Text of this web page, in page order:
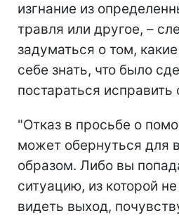
изгнание из
травля или другое, –
задуматься о том,
себе знать, что было
постараться исправить
"Отказ в просьбе о
может обернуться для
образом. Либо вы
ситуацию, из которой
видеть выход,